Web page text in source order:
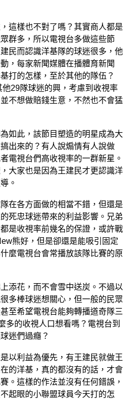
這樣也不對了嗎？其實商人都是
群多，所以電視台多做這些節
民而認識洋基隊的球迷很多，他
，每家新聞媒體在播體育新聞
打的怎樣，至於其他的隊伍？
29隊球迷的興，考慮到收視率
不想做賠錢生意，不然也不會猛
如此，該節目塑造的明星成為大
出來的？有人說煽情有人說做
電視台們高收視率的一群新星。
大家也是因為王建民才更認識洋
。
在各方面做的相當不錯，但還是
死忠球迷帶來的利益影響。兄弟
是收視率前幾名的保證，或許戰
熊好，但是卻還是能吸引固定
麼電視台會常播放該隊比賽的原
添花，而不會雪中送炭。不過以
多棒球迷想關心，但一般的民眾
至希望電視台能夠轉播道奇隊三
多的收視人口想看嗎？電視台到
迷們過癮？
以利益為優先，有王建民就做王
的洋基，真的都沒有的話，才會
。這樣的作法並沒有任何錯誤，
起眼的小聯盟球員今天打的怎